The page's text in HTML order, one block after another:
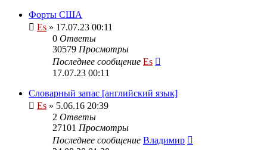
Форты США
Es » 17.07.23 00:11
0 Ответы
30579 Просмотры
Последнее сообщение Es
17.07.23 00:11
Словарный запас [английский язык]
Es » 5.06.16 20:39
2 Ответы
27101 Просмотры
Последнее сообщение Владимир